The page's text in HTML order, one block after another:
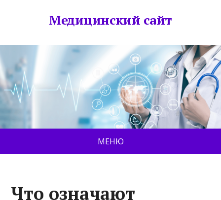
Медицинский сайт
МЕНЮ
Что означают